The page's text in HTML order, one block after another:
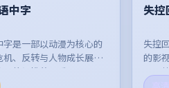
中字
是一部以动漫为核心的
机、反转与人物成长展
值得推荐观看。
失
失控
的影
开，